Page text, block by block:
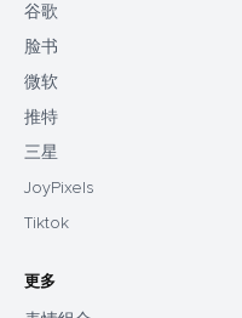
谷歌
脸书
微软
推特
三星
JoyPixels
Tiktok
更多